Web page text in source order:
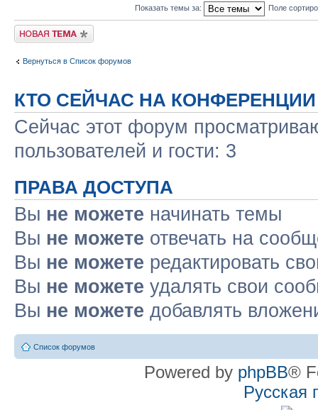
Показать темы за: Поле
Новая тема
Вернуться в Список форумов
КТО СЕЙЧАС НА КОНФЕРЕНЦИИ
Сейчас этот форум
пользователей и гости: 3
ПРАВА ДОСТУПА
Вы не можете начинать темы
Вы не можете отвечать на
Вы не можете редактировать
Вы не можете удалять свои
Вы не можете добавлять
Список форумов
Powered by phpBB®
Русская